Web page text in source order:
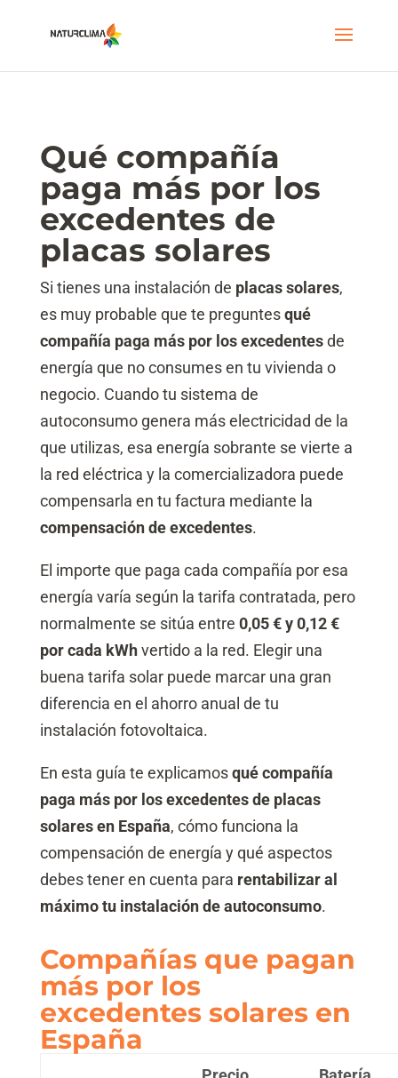
Qué compañía
paga más por los
excedentes de
placas solares
Si tienes una instalación de placas solares,
es muy probable que te preguntesqué
compañía paga más por los excedentesde
energía que no consumes en tu vivienda o
negocio. Cuando tu sistema de
autoconsumo genera más electricidad de la
que utilizas, esa energía sobrante se vierte a
la red eléctrica y la comercializadora puede
compensarla en tu factura mediante la
compensación de excedentes.
El importe que paga cada compañía por esa
energía varía según la tarifa contratada, pero
normalmente se sitúa entre 0,05 € y 0,12 €
por cada kWhvertido a la red. Elegir una
buena tarifa solar puede marcar una gran
diferencia en el ahorro anual de tu
instalación fotovoltaica.
En esta guía te explicamosqué compañía
paga más por los excedentes de placas
solares en España, cómo funciona la
compensación de energía y qué aspectos
debes tener en cuenta para rentabilizar al
máximo tu instalación de autoconsumo.
Compañías que pagan
más por los
excedentes solares en
España